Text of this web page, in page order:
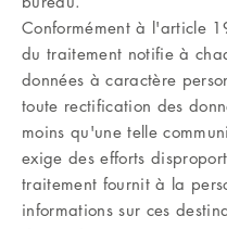
Conformément à l'article
du traitement notifie à
données à caractère
toute rectification des
moins qu'une telle
exige des efforts
traitement fournit à la
informations sur ces